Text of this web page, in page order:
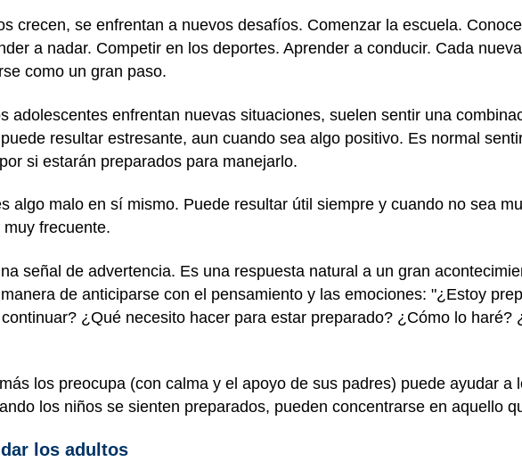
crecen, se enfrentan a nuevos desafíos. Comenzar la escuela.
a nadar. Competir en los deportes. Aprender a conducir. Cada nueva
como un gran paso.
adolescentes enfrentan nuevas situaciones, suelen sentir una
resultar estresante, aun cuando sea algo positivo. Es normal
si estarán preparados para manejarlo.
algo malo en sí mismo. Puede resultar útil siempre y cuando no sea
frecuente.
señal de advertencia. Es una respuesta natural a un gran
de anticiparse con el pensamiento y las emociones: "¿Estoy
¿Qué necesito hacer para estar preparado? ¿Cómo lo haré?
los preocupa (con calma y el apoyo de sus padres) puede ayudar a
los niños se sienten preparados, pueden concentrarse en aquello
los adultos